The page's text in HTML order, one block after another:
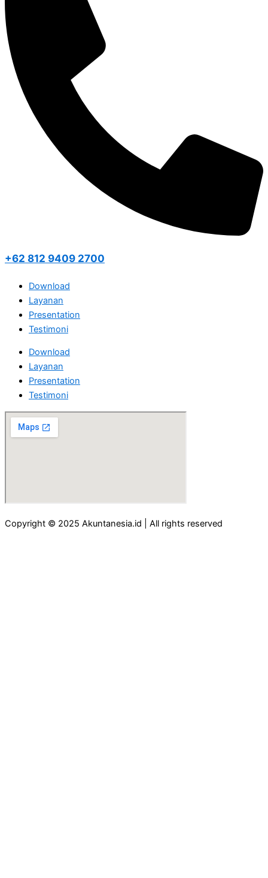
+62 812 9409 2700
Download
Layanan
Presentation
Testimoni
Download
Layanan
Presentation
Testimoni
Copyright © 2025 Akuntanesia.id | All rights reserved